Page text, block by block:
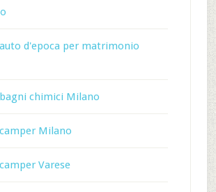
d'epoca per matrimonio
chimici Milano
Milano
Varese